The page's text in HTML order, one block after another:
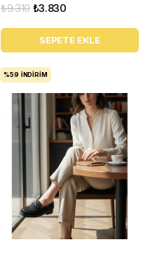
₺3.830
₺9.310
SEPETE EKLE
%59 İNDIRIM